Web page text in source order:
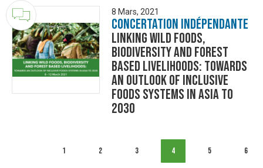
8 Mars, 2021
Concertation Indépendante
Linking Wild Foods,
Biodiversity and Forest
based Livelihoods: Towards
an Outlook of Inclusive
Foods Systems in Asia to
2030
1 2 3 4 5 6